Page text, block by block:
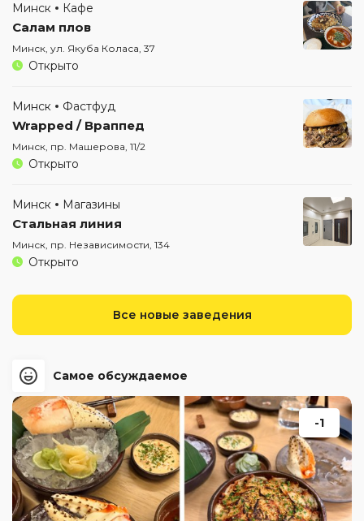
Минск
Кафе
Салам плов
Минск, ул. Якуба Коласа, 37
Открыто
Минск Фастфуд
Wrapped / Враппед
Минск, пр. Машерова, 11/2
Открыто
Минск Магазины
Стальная линия
Минск, пр. Независимости, 134
Открыто
Все новые заведения
Самое обсуждаемое
-1